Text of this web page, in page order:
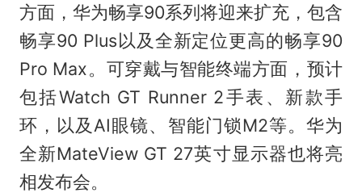
方面，华为畅享90系列将迎来扩充，包含
畅享90 Plus以及全新定位更高的畅享90
Pro Max。可穿戴与智能终端方面，预计
包括Watch GT Runner 2手表、新款手
环，以及AI眼镜、智能门锁M2等。华为
全新MateView GT 27英寸显示器也将亮
相发布会。